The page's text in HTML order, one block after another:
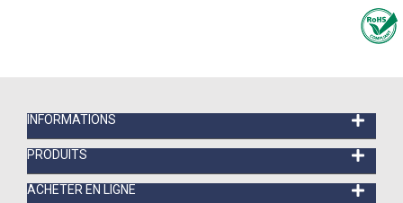
INFORMATIONS
PRODUITS
ACHETER EN LIGNE